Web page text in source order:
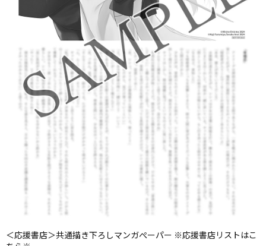
＜応援書店＞共通描き下ろしマンガぺーパー ※応援書店リストはこ